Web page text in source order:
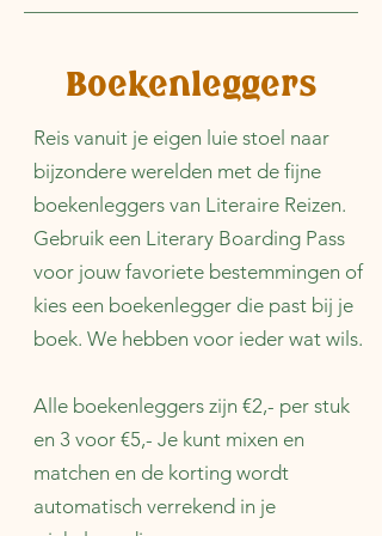
Boekenleggers
Reis vanuit je eigen luie stoel naar
bijzondere werelden met de fijne
boekenleggers van Literaire Reizen.
Gebruik een Literary Boarding Pass
voor jouw favoriete bestemmingen of
kies een boekenlegger die past bij je
boek. We hebben voor ieder wat wils.
Alle boekenleggers zijn €2,- per stuk
en 3 voor €5,- Je kunt mixen en
matchen en de korting wordt
automatisch verrekend in je